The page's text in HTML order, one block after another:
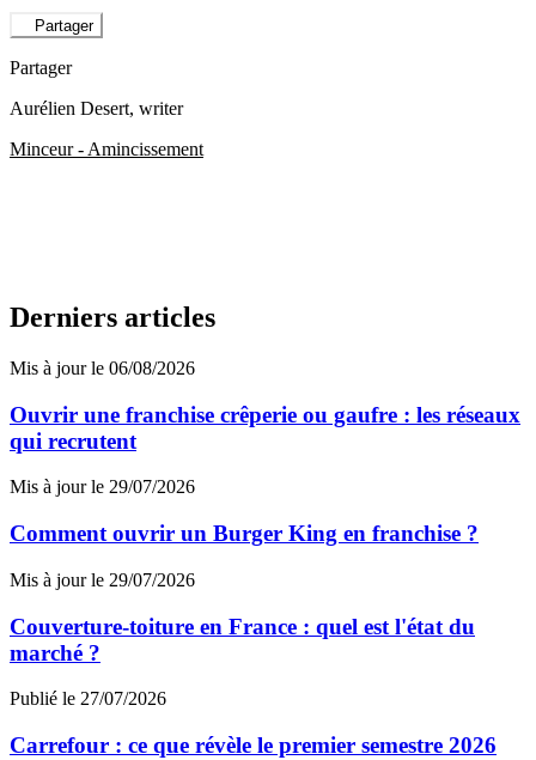
Partager
Partager
Aurélien Desert, writer
Minceur - Amincissement
Derniers articles
Mis à jour le 06/08/2026
Ouvrir une franchise crêperie ou gaufre : les réseaux
qui recrutent
Mis à jour le 29/07/2026
Comment ouvrir un Burger King en franchise ?
Mis à jour le 29/07/2026
Couverture-toiture en France : quel est l'état du
marché ?
Publié le 27/07/2026
Carrefour : ce que révèle le premier semestre 2026